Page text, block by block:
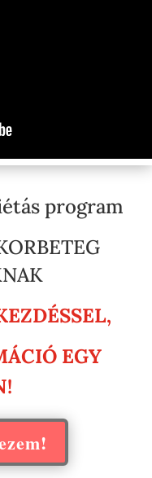
program
EGY